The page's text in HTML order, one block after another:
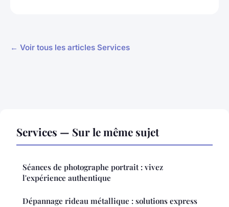
← Voir tous les articles Services
Services — Sur le même sujet
Séances de photographe portrait : vivez
l'expérience authentique
Dépannage rideau métallique : solutions express